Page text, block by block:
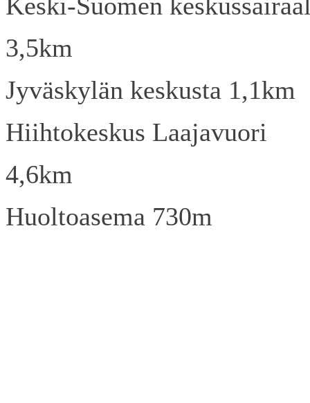
3,5km
Jyväskylän keskusta 1,1km
Hiihtokeskus Laajavuori
4,6km
Huoltoasema 730m